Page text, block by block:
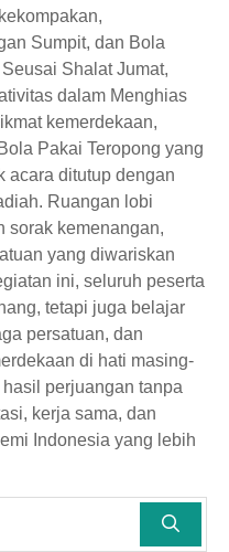
Sumpit, dan Bola
Shalat Jumat,
dalam Menghias
kemerdekaan,
Pakai Teropong yang
acara ditutup dengan
Ruangan lobi
sorak kemenangan,
yang diwariskan
ini, seluruh peserta
tetapi juga belajar
persatuan, dan
di hati masing-
perjuangan tanpa
kerja sama, dan
Indonesia yang lebih